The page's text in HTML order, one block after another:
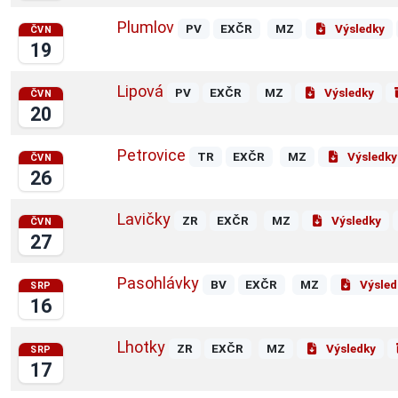
ČVN
19
Plumlov PV EXČR MZ Výsledky
ČVN
20
Lipová PV EXČR MZ Výsledky
ČVN
26
Petrovice TR EXČR MZ Výsledky
ČVN
27
Lavičky ZR EXČR MZ Výsledky
SRP
16
Pasohlávky BV EXČR MZ
SRP
17
Lhotky ZR EXČR MZ Výsledky